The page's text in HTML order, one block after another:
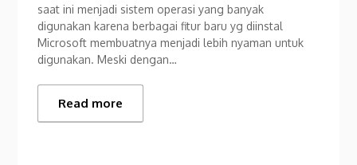
saat ini menjadi sistem operasi yang banyak
digunakan karena berbagai fitur baru yg diinstal
Microsoft membuatnya menjadi lebih nyaman untuk
digunakan. Meski dengan…
Read more